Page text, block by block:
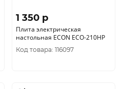
1 350 p
Плита электрическая
настольная ECON ECO-210HP
Код товара: 116097